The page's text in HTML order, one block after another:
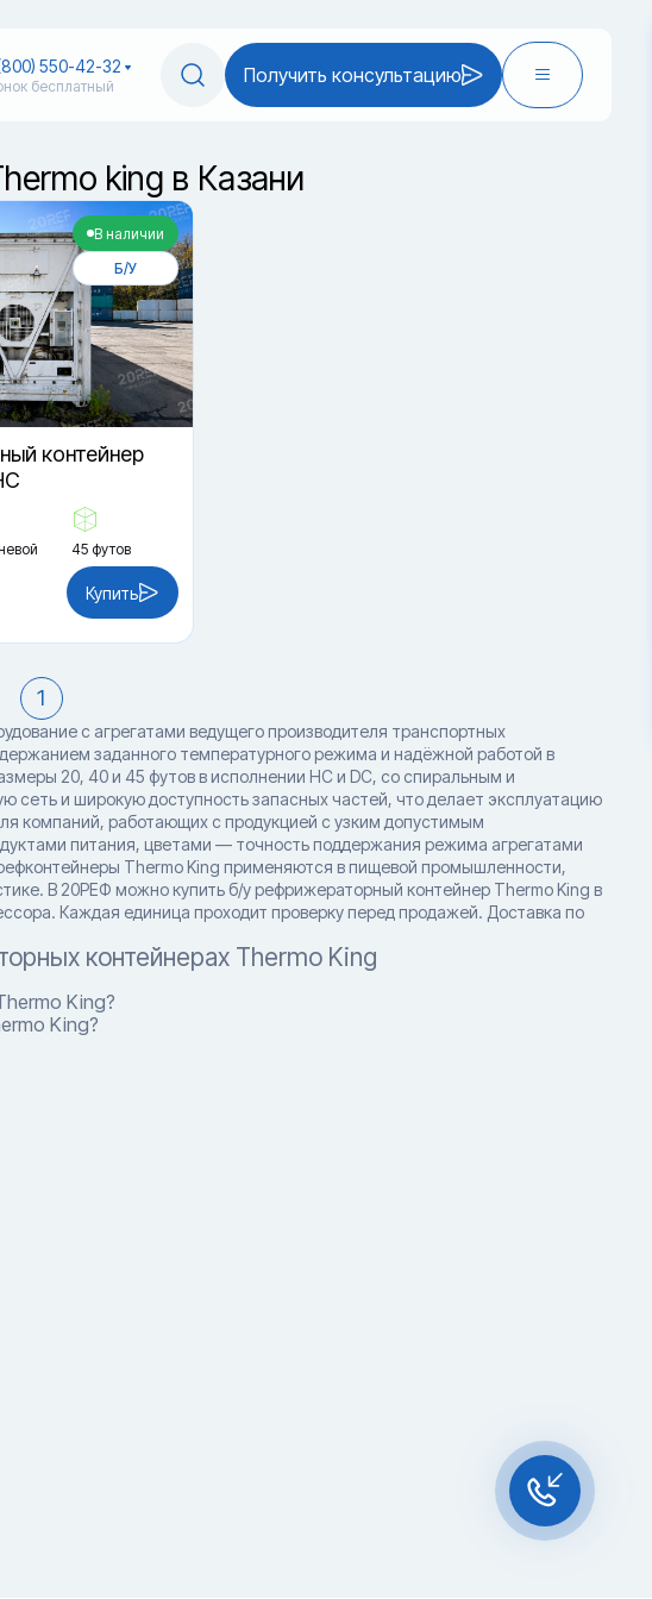
550-42-32
бесплатный Получить консультацию
king в Казани
В наличии
Б/У
контейнер
45 футов
Купить
1
с агрегатами ведущего производителя транспортных
заданного температурного режима и надёжной работой в
20, 40 и 45 футов в исполнении HC и DC, со спиральным и
и широкую доступность запасных частей, что делает эксплуатацию
компаний, работающих с продукцией с узким допустимым
питания, цветами — точность поддержания режима агрегатами
Thermo King применяются в пищевой промышленности,
В 20РЕФ можно купить б/у рефрижераторный контейнер Thermo King в
Каждая единица проходит проверку перед продажей. Доставка по
контейнерах Thermo King
King?
King?